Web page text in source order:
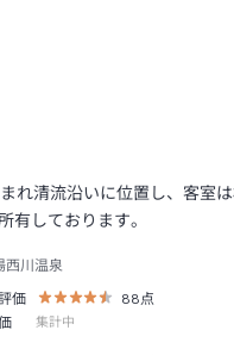
れ清流沿いに位置し、客室
有しております。
西川温泉
価
88 点
集計中